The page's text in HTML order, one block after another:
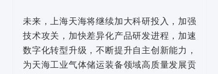
未来，上海天海将继续加大科研投入，加强
技术攻关，加快差异化产品研发进程，加速
数字化转型升级，不断提升自主创新能力，
为天海工业气体储运装备领域高质量发展贡